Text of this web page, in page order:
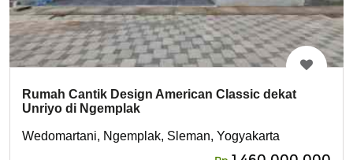
Rumah Cantik Design American Classic dekat
Unriyo di Ngemplak
Wedomartani, Ngemplak, Sleman, Yogyakarta